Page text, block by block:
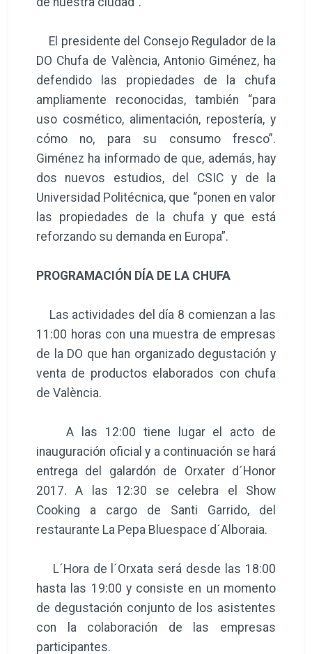
El presidente del Consejo Regulador de la
DO Chufa de València, Antonio Giménez, ha
defendido las propiedades de la chufa
ampliamente reconocidas, también “para
uso cosmético, alimentación, repostería, y
cómo no, para su consumo fresco”.
Giménez ha informado de que, además, hay
dos nuevos estudios, del CSIC y de la
Universidad Politécnica, que “ponen en valor
las propiedades de la chufa y que está
reforzando su demanda en Europa”.
PROGRAMACIÓN DÍA DE LA CHUFA
Las actividades del día 8 comienzan a las
11:00 horas con una muestra de empresas
de la DO que han organizado degustación y
venta de productos elaborados con chufa
de València.
A las 12:00 tiene lugar el acto de
inauguración oficial y a continuación se hará
entrega del galardón de Orxater d´Honor
2017. A las 12:30 se celebra el Show
Cooking a cargo de Santi Garrido, del
restaurante La Pepa Bluespace d´Alboraia.
L´Hora de l´Orxata será desde las 18:00
hasta las 19:00 y consiste en un momento
de degustación conjunto de los asistentes
con la colaboración de las empresas
participantes.